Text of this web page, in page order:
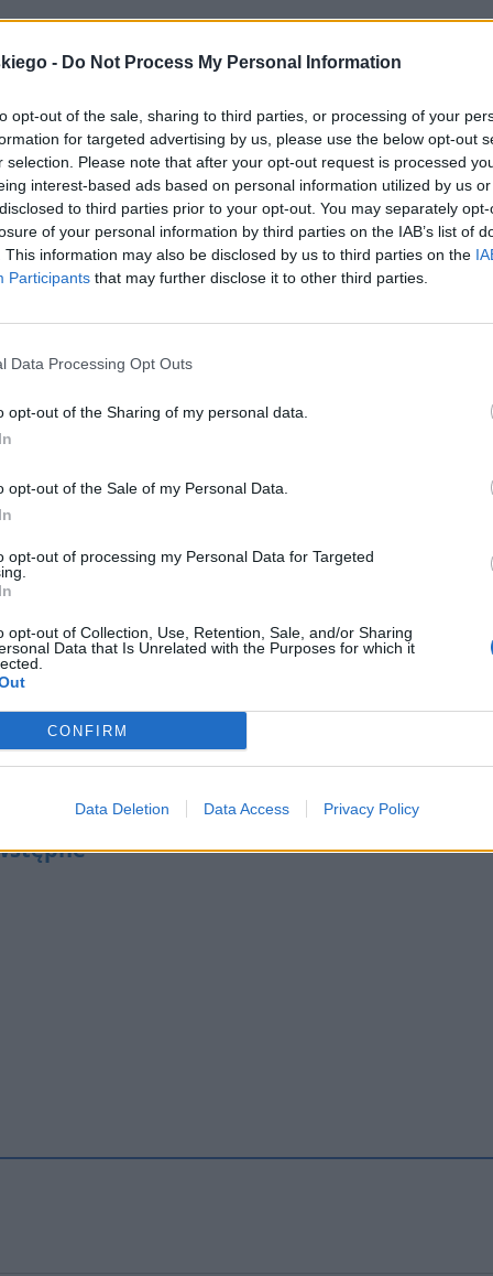
- Do Not Process My Personal Information
opt-out of the sale, sharing to third parties, or processing of your
for targeted advertising by us, please use the below opt-out
selection. Please note that after your opt-out request is processed
interest-based ads based on personal information utilized by us
to third parties prior to your opt-out. You may separately
of your personal information by third parties on the IAB’s list of
This information may also be disclosed by us to third parties on the
Participants that may further disclose it to other third parties.
Data Processing Opt Outs
opt-out of the Sharing of my personal data.
opt-out of the Sale of my Personal Data.
opt-out of processing my Personal Data for Targeted
opt-out of Collection, Use, Retention, Sale, and/or Sharing
Data that Is Unrelated with the Purposes for which it
CONFIRM
Data Deletion Data Access Privacy Policy
dziewczyny, która zauroczyła go swoją
matce, ale nie ma na to środków;
nie waha się szantażować ojca. Ponadto,
swoim gestem wobec przybyłych
na Harpagonie podarowanie Mariannie
jak się okazuje, córki zamożnego
zgadza się na pokrycie kosztów wesela.
nienawiść wobec ojca, zajmowanie się